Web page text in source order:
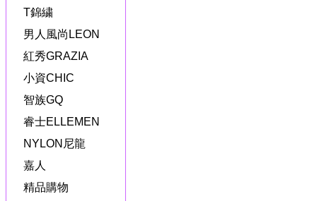
T錦繍
男人風尚LEON
紅秀GRAZIA
小資CHIC
智族GQ
睿士ELLEMEN
NYLON尼龍
嘉人
精品購物